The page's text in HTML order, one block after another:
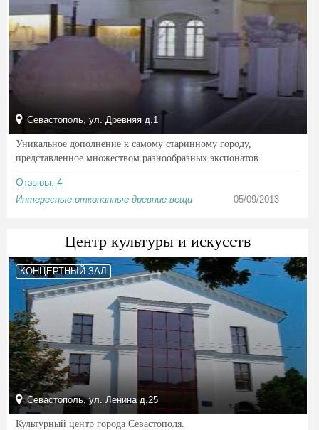
Севастополь, ул. Древняя д.1
Уникальное дополнение к самому старинному городу,
представленное множеством разнообразных экспонатов.
Отзывы: 4
Интересные откопанные древние вещи 05/09/2013
Центр культуры и искусств
КОНЦЕРТНЫЙ ЗАЛ
Севастополь, ул. Ленина д.25
Культурный центр города Севастополя.